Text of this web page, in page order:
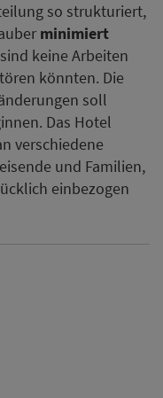
so strukturiert,
minimiert
keine Arbeiten
könnten. Die
soll
Das Hotel
verschiedene
und Familien,
einbezogen